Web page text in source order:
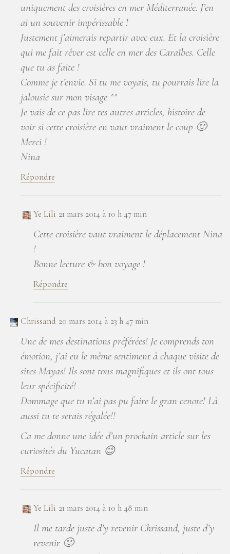
uniquement des croisières en mer Méditerranée. J’en
ai un souvenir impérissable !
Justement j’aimerais repartir avec eux. Et la croisière
qui me fait rêver est celle en mer des Caraïbes. Celle
que tu as faite !
Comme je t’envie. Si tu me voyais, tu pourrais lire la
jalousie sur mon visage ^^
Je vais de ce pas lire tes autres articles, histoire de
voir si cette croisière en vaut vraiment le coup 🙂
Merci !
Nina
Répondre
Ye Lili 21 mars 2014 à 10 h 47 min
Cette croisière vaut vraiment le déplacement Nina
!
Bonne lecture & bon voyage !
Répondre
Chrissand 20 mars 2014 à 23 h 47 min
Une de mes destinations préférées! Je comprends ton
émotion, j’ai eu le même sentiment à chaque visite de
sites Mayas! Ils sont tous magnifiques et ils ont tous
leur spécificité!
Dommage que tu n’ai pas pu faire le gran cenote! Là
aussi tu te serais régalée!!
Ca me donne une idée d’un prochain article sur les
curiosités du Yucatan 😉
Répondre
Ye Lili 21 mars 2014 à 10 h 48 min
Il me tarde juste d’y revenir Chrissand, juste d’y
revenir 🙂